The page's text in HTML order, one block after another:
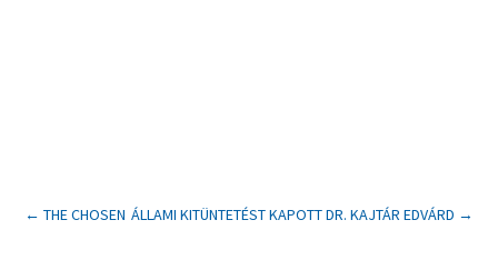
←THE CHOSEN ÁLLAMI KITÜNTETÉST KAPOTT DR. KAJTÁR EDVÁRD →